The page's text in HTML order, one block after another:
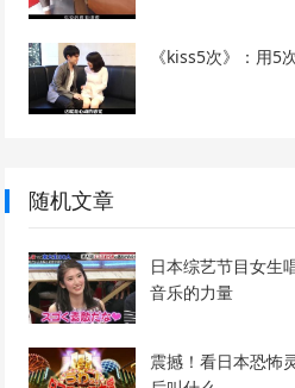
《kiss5次》：用5
随机文章
日本综艺节目女生
音乐的力量
震撼！看日本恐怖